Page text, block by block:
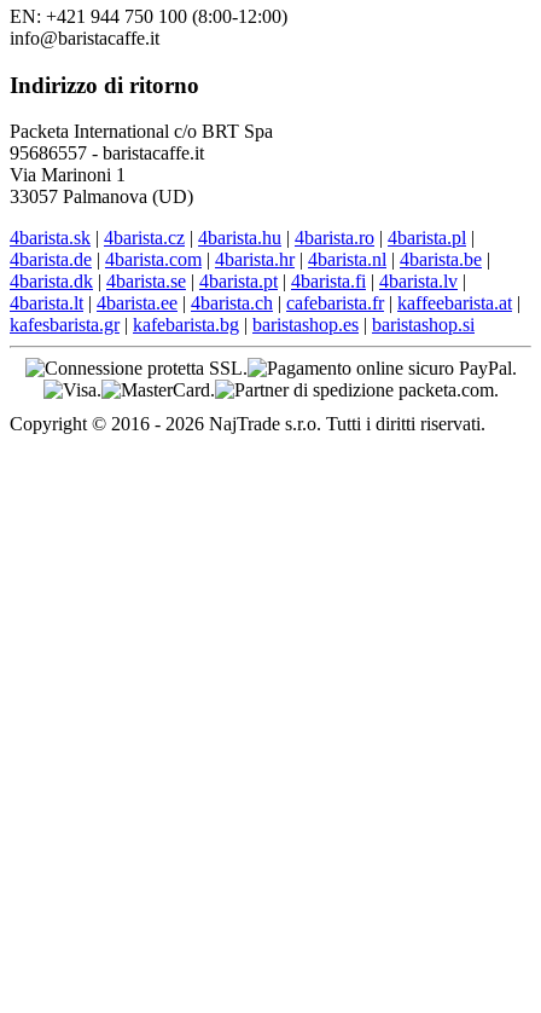
EN: +421 944 750 100 (8:00-12:00)
info@baristacaffe.it
Indirizzo di ritorno
Packeta International c/o BRT Spa
95686557 - baristacaffe.it
Via Marinoni 1
33057 Palmanova (UD)
4barista.sk | 4barista.cz | 4barista.hu | 4barista.ro | 4barista.pl |
4barista.de | 4barista.com | 4barista.hr| 4barista.nl | 4barista.be |
4barista.dk | 4barista.se | 4barista.pt | 4barista.fi | 4barista.lv |
4barista.lt | 4barista.ee | 4barista.ch | cafebarista.fr| kaffeebarista.at |
kafesbarista.gr| kafebarista.bg | baristashop.es | baristashop.si
Copyright © 2016 - 2026 NajTrade s.r.o. Tutti i diritti riservati.